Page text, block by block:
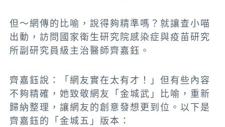
但～網傳的比喻，說得夠精準嗎？就讓查小喵
出動，訪問國家衛生研究院感染症與疫苗研究
所副研究員級主治醫師齊嘉鈺。
齊嘉鈺說：「網友實在太有才！」但有些內容
不夠精確，她致敬網友「金城武」比喻，重新
歸納整理，讓網友的創意發想更到位。以下是
齊嘉鈺的「金城五」版本：